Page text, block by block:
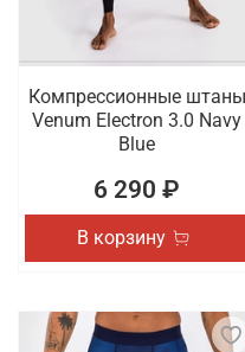
Компрессионные штаны
Venum Electron 3.0 Navy
Blue
6 290 ₽
В корзину